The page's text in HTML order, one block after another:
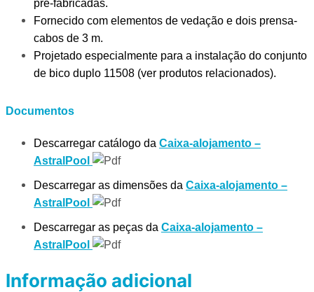
pré-fabricadas.
Fornecido com elementos de vedação e dois prensa-
cabos de 3 m.
Projetado especialmente para a instalação do conjunto
de bico duplo 11508 (ver produtos relacionados).
Documentos
Descarregar catálogo da Caixa-alojamento –
AstralPool
Descarregar as dimensões da Caixa-alojamento –
AstralPool
Descarregar as peças da Caixa-alojamento –
AstralPool
Informação adicional